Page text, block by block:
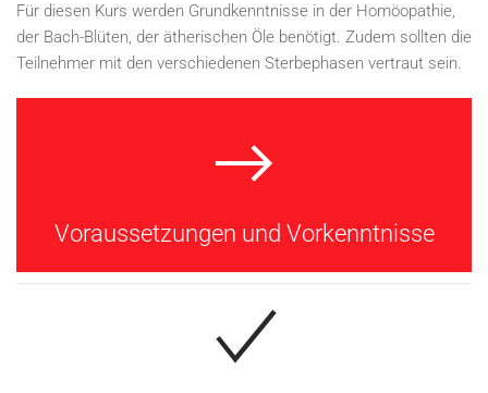
Für diesen Kurs werden Grundkenntnisse in der Homöopathie,
der Bach-Blüten, der ätherischen Öle benötigt. Zudem sollten die
Teilnehmer mit den verschiedenen Sterbephasen vertraut sein.
Voraussetzungen und Vorkenntnisse